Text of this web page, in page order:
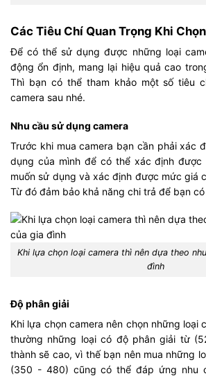
Các Tiêu Chí Quan Trọng Khi
Để có thể sử dụng được những loại
động ổn định, mang lại hiệu quả cao
Thì bạn có thể tham khảo một số tiêu
camera sau nhé.
Nhu cầu sử dụng camera
Trước khi mua camera bạn cần phải xác
dụng của mình để có thể xác định được
muốn sử dụng và xác định được mức giá
Từ đó đảm bảo khả năng chi trả để bạn
Khi lựa chọn loại camera thì nên dựa theo
đình
Độ phân giải
Khi lựa chọn camera nên chọn những loại
thường những loại có độ phân giải từ
thành sẽ cao, vì thế bạn nên mua những
(350 - 480) cũng có thể đáp ứng nhu